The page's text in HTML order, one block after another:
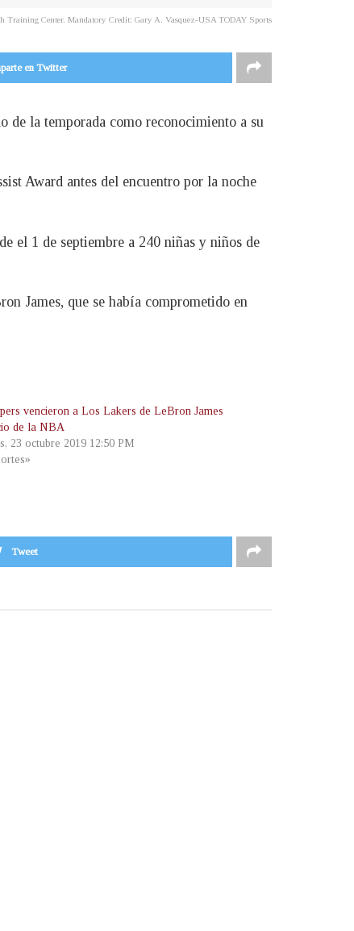
Center. Mandatory Credit: Gary A. Vasquez-USA TODAY Sports
en Twitter
de la temporada como reconocimiento a su
Award antes del encuentro por la noche
el 1 de septiembre a 240 niñas y niños de
James, que se había comprometido en
vencieron a Los Lakers de LeBron James
de la NBA
23 octubre 2019 12:50 PM
Tweet